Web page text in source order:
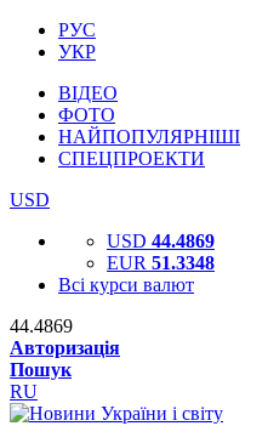
РУС
УКР
ВІДЕО
ФОТО
НАЙПОПУЛЯРНІШІ
СПЕЦПРОЕКТИ
USD
USD 44.4869
EUR 51.3348
Всі курси валют
44.4869
Авторизація
Пошук
RU